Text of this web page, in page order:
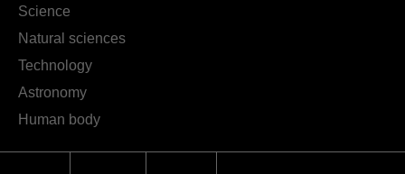
Science
Natural sciences
Technology
Astronomy
Human body